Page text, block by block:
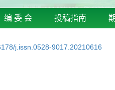
编 委 会 投稿指南
j.issn.0528-9017.20210616